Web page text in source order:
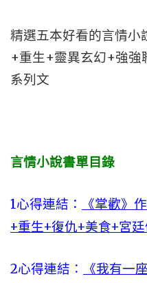
精選五本好看的言情
+重生+靈異玄幻+強強
系列文
言情小說書單目錄
1心得連結：
《掌歡》
+重生+復仇+美食+宮廷
2心得連結：
《我有一